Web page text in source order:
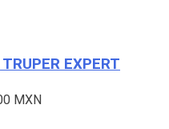
EXPERT
MXN